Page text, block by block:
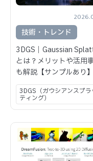
技術・トレンド
3DGS｜Gaussian
とは？メリットや活用
も解説【サンプルあり】
3DGS（ガウシアンスプラ
ティング）